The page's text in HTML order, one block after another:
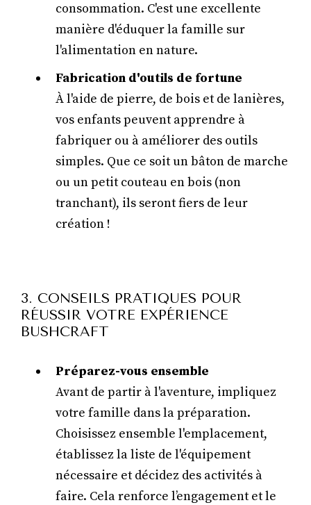
consommation. C'est une excellente
manière d'éduquer la famille sur
l'alimentation en nature.
Fabrication d'outils de fortune
À l'aide de pierre, de bois et de lanières,
vos enfants peuvent apprendre à
fabriquer ou à améliorer des outils
simples. Que ce soit un bâton de marche
ou un petit couteau en bois (non
tranchant), ils seront fiers de leur
création !
3. CONSEILS PRATIQUES POUR
RÉUSSIR VOTRE EXPÉRIENCE
BUSHCRAFT
Préparez-vous ensemble
Avant de partir à l'aventure, impliquez
votre famille dans la préparation.
Choisissez ensemble l'emplacement,
établissez la liste de l'équipement
nécessaire et décidez des activités à
faire. Cela renforce l’engagement et le